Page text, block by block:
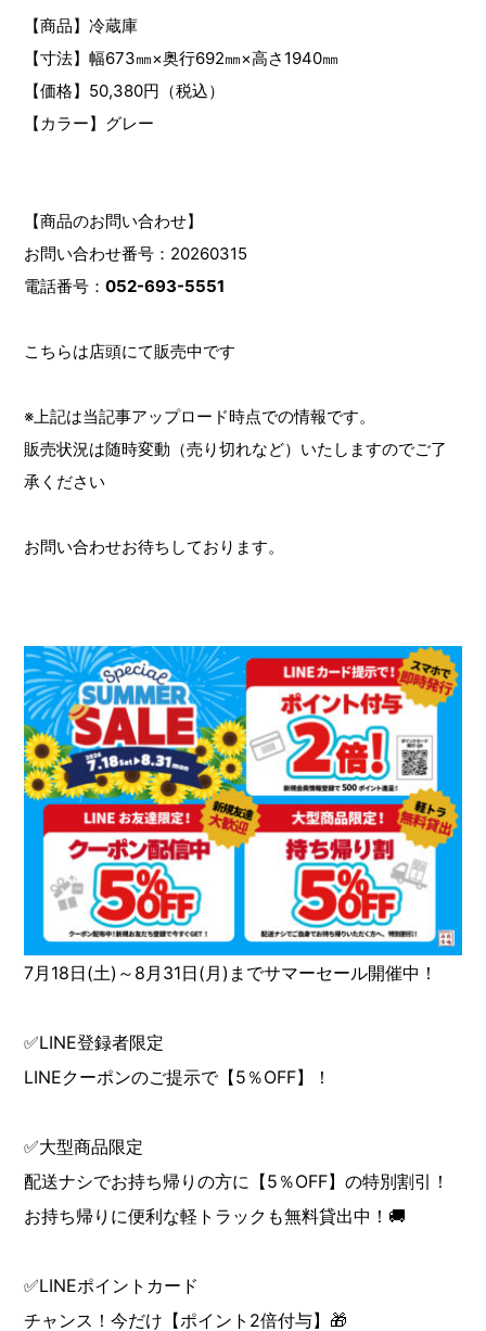
【商品】冷蔵庫
【寸法】幅673㎜×奥行692㎜×高さ1940㎜
【価格】50,380円（税込）
【カラー】グレー
【商品のお問い合わせ】
お問い合わせ番号：20260315
電話番号：052-693-5551
こちらは店頭にて販売中です
※上記は当記事アップロード時点での情報です。
販売状況は随時変動（売り切れなど）いたしますのでご了
承ください
お問い合わせお待ちしております。
7月18日(土)～8月31日(月)までサマーセール開催中！
✅LINE登録者限定
LINEクーポンのご提示で【5％OFF】！
✅大型商品限定
配送ナシでお持ち帰りの方に【5％OFF】の特別割引！
お持ち帰りに便利な軽トラックも無料貸出中！🚚
✅LINEポイントカード
チャンス！今だけ【ポイント2倍付与】🎁